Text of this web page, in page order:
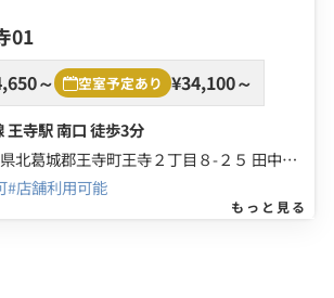
01
～ 空室予定あり ¥34,100～
王寺駅 南口 徒歩3分
〒636-0002 奈良県北葛城郡王寺町王寺２丁目８-２５ 田中愛ビル １５号館 ２Ｆ ４Ｆ
#店舗利用可能
もっと見る